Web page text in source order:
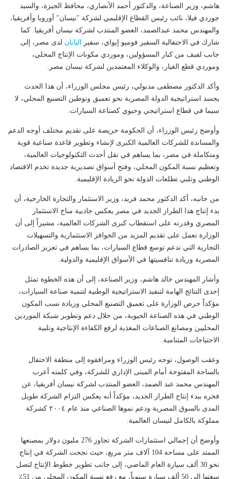
هاشم، وزير الصناعة، والدكتور أحمد الأنصاري، محافظ الجيزة، والسيد
جوردي فيلا، نائب رئيس القطاع الإقليمي لشركة "نيسان" أوروبا وأفريقيا،
والمهندس محمد عبدالصمد، العضو المنتدب لشركة نيسان أفريقيا. كما
شارك في الاحتفالية السفير فوميو إيواي، سفير اليابان لدى مصر، إلى
جانب لفيف من كبار المسؤولين، وموردي مكونات الإنتاج المحلي،
وموردي قطع الغيار، والوكلاء المعتمدين لشركة نيسان مصر.
وأكد الدكتور مصطفى مدبولي، رئيس مجلس الوزراء، أن هذا الحدث
يجسد استراتيجية الدولة المصرية نحو تعميق وتوطين التصنيع المحلي، لا
سيما في قطاع استراتيجي وحيوي كصناعة السيارات.
وأوضح رئيس الوزراء، أن الحكومة حريصة على تقديم مختلف أوجه الدعم
والمساندة للشركات العالمية الكبرى لإنشاء وتطوير قاعدة صناعية قوية
ومتكاملة في مصر، بما يساهم في نقل أحدث التكنولوجيات العالمية،
وتعظيم نسبة المكون المحلي، وفتح أسواق تصديرية جديدة تخدم الاقتصاد
الوطني وتلبي تطلعات الدولة نحو الريادة الإقليمية.
من جانبه، أكد الدكتور محمد فريد، وزير الاستثمار والتجارة الخارجية، أن
بدء إنتاج هذا الطراز الجديد في مصر يعكس جاذبية مناخ الاستثمار
المصري وقدرته على استقطاب كبرى الشركات العالمية، مشيراً إلى أن
الوزارة تعمل على تقديم المزيد من الحوافز الاستثمارية والتسهيلات
التجارية التي تدعم توسع قطاع السيارات، بما يساهم في تعزيز الصادرات
المصرية وزيادة تنافسيتها في الأسواق الإقليمية والدولية.
وأشار المهندس خالد هاشم، وزير الصناعة، إلى أن هذه الخطوة تمثل
إحدى النتائج الهامة لتنفيذ الاستراتيجية الوطنية لتنمية صناعة السيارات،
مؤكداً حرص الوزارة على تعميق التصنيع المحلي وزيادة نسب المكون
الوطني في هذه الصناعة الحيوية، من خلال دعم وتطوير شبكة الموردين
المحليين ومصانع الصناعات المغذية لرفع الكفاءة الإنتاجية وتلبية
الاحتياجات المتنامية.
وعقب الوصول، توجه رئيس الوزراء ومرافقوه إلى منطقة الاحتفال
بالساحة المفتوحة أمام المبنى الإداري للشركة، وفي كلمته أعرب
المهندس محمد عبد الصمد، العضو المنتدب لشركة نيسان أفريقيا، عن
فخره ببدء إنتاج الطراز الجديد، مؤكداً أنه يعكس التزام الشركة طويل
المدى بالسوق المصرية ودعم نموها الصناعي منذ عام ٢٠٠٤ كشركة
مملوكة بالكامل لنيسان العالمية.
وأوضح أن إجمالي استثمارات الشركة تجاوز 276 مليون دولار بمصنعها
الممتد على مساحة 104 آلاف متر مربع، حيث نجحت الشركة في إنتاج
نحو 30 ألف سيارة العام الماضي، إلى جانب تطوير خطوط الإنتاج لتصل
سعتها إلى 50 ألف سيارة سنوياً، مع رفع نسبة المكون المحلي من 51٪